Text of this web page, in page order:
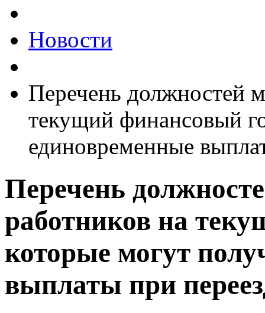
Новости
Перечень должностей
текущий финансовый
единовременные
Перечень
работников на
которые могут
выплаты при